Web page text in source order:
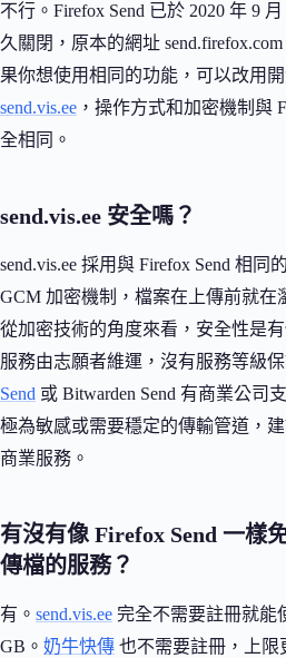
不行。Firefox Send 已於 2020 年 9
久關閉，原本的網址
果你想使用相同的功能，可以改用
send.vis.ee ，操作方式和加密機制與
全相同。
send.vis.ee 安全嗎？
send.vis.ee 採用與 Firefox Send 相同
GCM 加密機制，檔案在上傳前就在
從加密技術的角度來看，安全性是
服務由志願者維運，沒有服務等級
Send 或 Bitwarden Send 有商業公司
極為敏感或需要穩定的傳輸管道，
商業服務。
有沒有像 Firefox Send 一樣
傳檔的服務？
有。 send.vis.ee 完全不需要註冊就能
GB。 奶牛快傳 也不需要註冊，上限